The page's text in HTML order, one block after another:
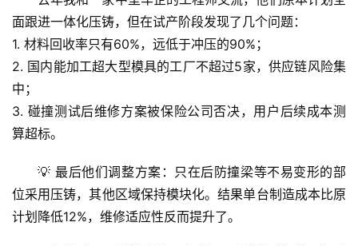
案
宇
宙
天
文
活
学
面跟进一体化压铸，但在试产阶段发现了几个问题：
1. 材料回收率只有60%，远低于冲压的90%；
2. 国内能加工超大型模具的工厂不超过5家， 供应链风险集
中 ；
3. 碰撞测试后维修方案被保险公司否决， 用户后续成本测
算超标。
💡 最后他们调整方案：只在后防撞梁等不易变形的部
位采用压铸，其他区域保持模块化。结果单台制造成本比原
计划降低12%，维修适应性反而提升了。